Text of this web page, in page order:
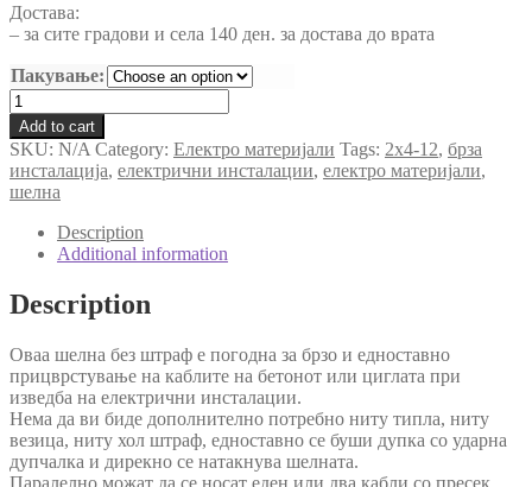
Достава:
– за сите градови и села 140 ден. за достава до врата
Пакување:
Шелна
без
штраф
за
брза
инсталација
кабли
3х1,5мм
и
3х2,5мм
Add to cart
SKU: N/A Category: Електро материјали Tags: 2x4-12, брза
инсталација, електрични инсталации, електро материјали,
шелна
Description
Additional information
Description
Оваа шелна без штраф е погодна за брзо и едноставно
прицврстување на каблите на бетонот или циглата при
изведба на електрични инсталации.
Нема да ви биде дополнително потребно ниту типла, ниту
везица, ниту хол штраф, едноставно се буши дупка со ударна
дупчалка и дирекно се натакнува шелната.
Паралелно можат да се носат еден или два кабли со пресек